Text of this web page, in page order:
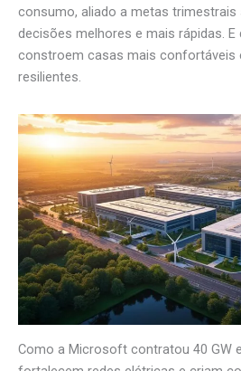
consumo, aliado a metas trimestrais
decisões melhores e mais rápidas.
constroem casas mais confortáveis
resilientes.
Como a Microsoft contratou 40 GW